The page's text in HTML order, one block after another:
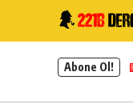
Abone Ol!